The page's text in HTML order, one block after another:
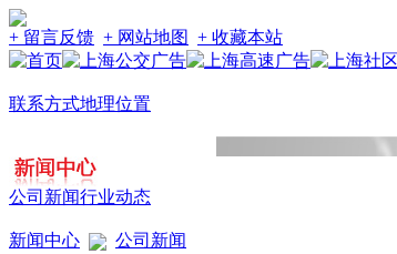
+ 留言反馈 + 网站地图 + 收藏本站
联系方式地理位置
公司新闻行业动态
新闻中心 公司新闻